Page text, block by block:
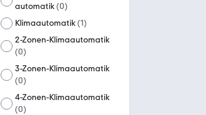
automatik(0)
Klimaautomatik(1)
2-Zonen-Klimaautomatik
(0)
3-Zonen-Klimaautomatik
(0)
4-Zonen-Klimaautomatik
(0)